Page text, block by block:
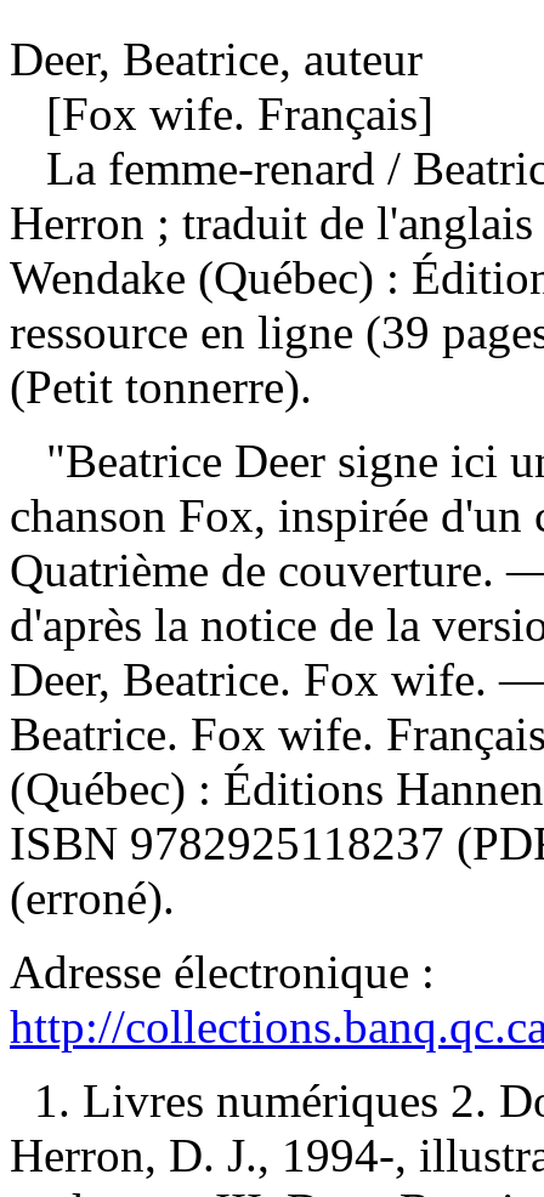
Deer, Beatrice, auteur
[Fox wife. Français]
La femme-renard /
Herron ; traduit de
Wendake (Québec) :
ressource en ligne (39
(Petit tonnerre).
"Beatrice Deer signe ici
chanson Fox, inspirée
Quatrième de couverture.
d'après la notice de la
Deer, Beatrice. Fox wife.
Beatrice. Fox wife.
(Québec) : Éditions
ISBN 9782925118237
(erroné).
Adresse électronique :
http://
1. Livres numériques 2.
Herron, D. J., 1994-,